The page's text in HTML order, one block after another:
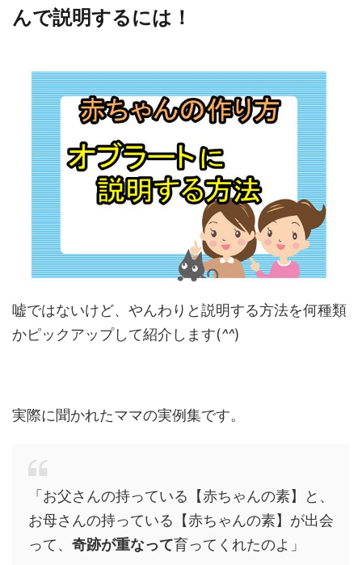
んで説明するには！
嘘ではないけど、やんわりと説明する方法を何種類
かピックアップして紹介します(^^)
実際に聞かれたママの実例集です。
「お父さんの持っている【赤ちゃんの素】と、
お母さんの持っている【赤ちゃんの素】が出会
って、 奇跡が重なって育ってくれたのよ」